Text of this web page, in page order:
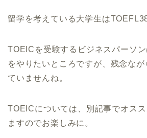
留学を考えている大学生は
TOEIC を受験するビジネスパーソン
をやりたいところですが、残念なが
ていませんね。
TOEICについては、別記事でオス
ますのでお楽しみに。